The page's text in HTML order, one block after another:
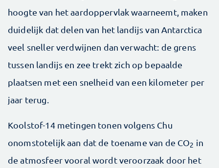
hoogte van het aardoppervlak waarneemt, maken
duidelijk dat delen van het landijs van Antarctica
veel sneller verdwijnen dan verwacht: de grens
tussen landijs en zee trekt zich op bepaalde
plaatsen met een snelheid van een kilometer per
jaar terug.
Koolstof-14 metingen tonen volgens Chu
onomstotelijk aan dat de toename van de CO2 in
de atmosfeer vooral wordt veroorzaak door het